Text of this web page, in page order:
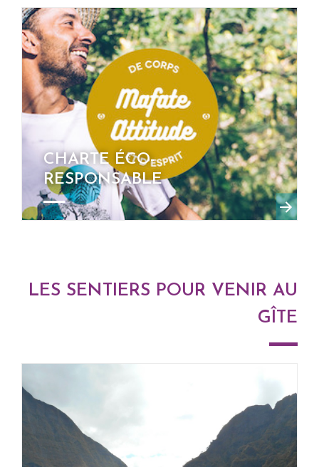
CHARTE ÉCO-
RESPONSABLE
LES SENTIERS POUR VENIR AU
GÎTE